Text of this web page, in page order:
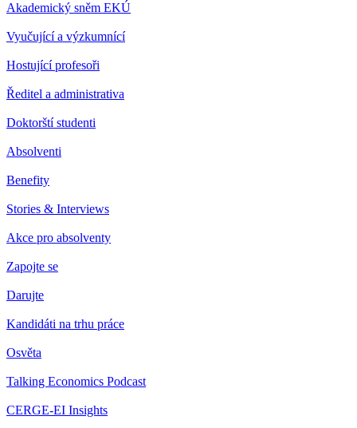
Akademický sněm EKÚ
Vyučující a výzkumnící
Hostující profesoři
Ředitel a administrativa
Doktorští studenti
Absolventi
Benefity
Stories & Interviews
Akce pro absolventy
Zapojte se
Darujte
Kandidáti na trhu práce
Osvěta
Talking Economics Podcast
CERGE-EI Insights